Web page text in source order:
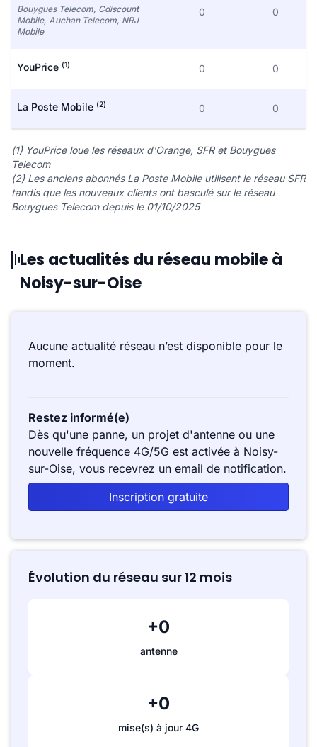
Bouygues Telecom, Cdiscount
Mobile, Auchan Telecom, NRJ
Mobile
0 0
YouPrice (1) 0 0
La Poste Mobile (2) 0 0
(1) YouPrice loue les réseaux d'Orange, SFR et Bouygues
Telecom
(2) Les anciens abonnés La Poste Mobile utilisent le réseau SFR
tandis que les nouveaux clients ont basculé sur le réseau
Bouygues Telecom depuis le 01/10/2025
Les actualités du réseau mobile à
Noisy-sur-Oise
Aucune actualité réseau n’est disponible pour le
moment.
Restez informé(e)
Dès qu'une panne, un projet d'antenne ou une
nouvelle fréquence 4G/5G est activée à Noisy-
sur-Oise, vous recevrez un email de notification.
Inscription gratuite
Évolution du réseau sur 12 mois
+0
antenne
+0
mise(s) à jour 4G